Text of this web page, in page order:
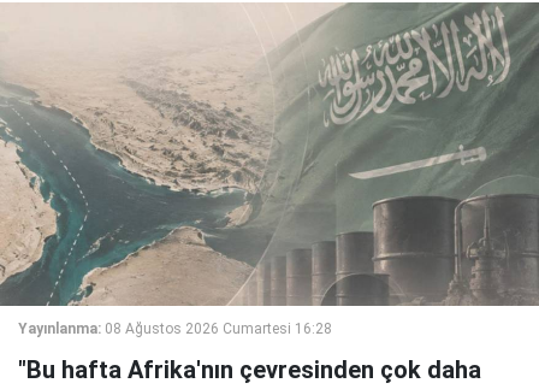
Yayınlanma: 08 Ağustos 2026 Cumartesi 16:28
"Bu hafta Afrika'nın çevresinden çok daha